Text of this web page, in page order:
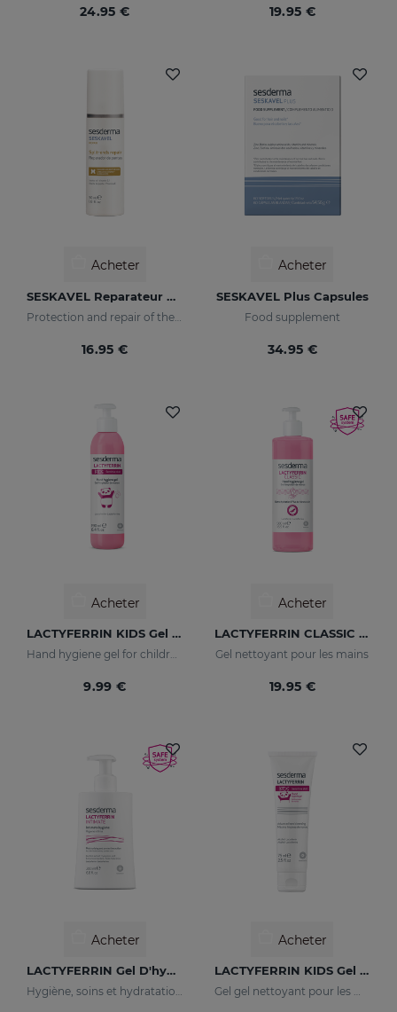
24.95 € 19.95 €
Acheter
SESKAVEL Reparateur Capillaire
16.95 €
Acheter
SESKAVEL Plus Capsules
Food supplement
34.95 €
Acheter
LACTYFERRIN KIDS Gel Pour L'hygiène Des Mains 190ml
Hand hygiene gel for children
9.99 €
Acheter
LACTYFERRIN CLASSIC Gel Nettoyant Pour Les Mains 500ml
Gel nettoyant pour les mains
19.95 €
Acheter
LACTYFERRIN Gel D'hygiène Intime 200 Ml
Hygiène, soins et hydratation maximum
Acheter
LACTYFERRIN KIDS Gel Nettoyant Des Mains 75ml
Gel gel nettoyant pour les mains pour les mains pour enfants